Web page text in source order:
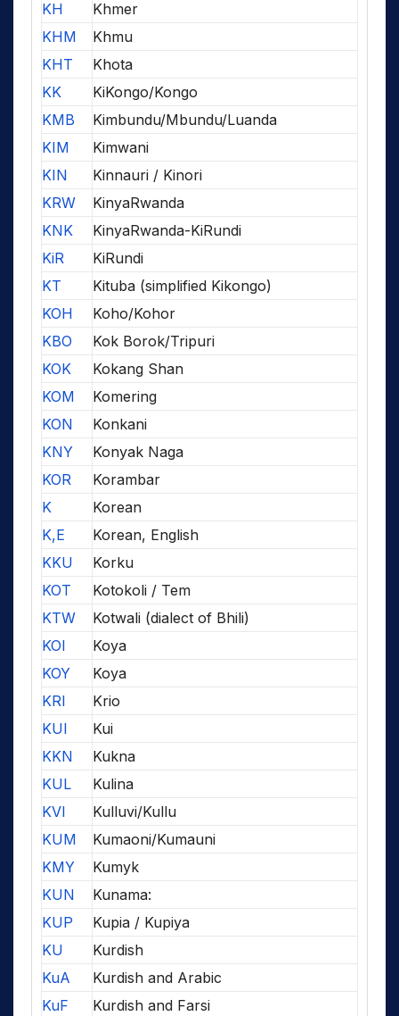
KH
Khmer
KHM
Khmu
KHT
Khota
KK
KiKongo/Kongo
KMB
Kimbundu/Mbundu/Luanda
KIM
Kimwani
KIN
Kinnauri / Kinori
KRW
KinyaRwanda
KNK
KinyaRwanda-KiRundi
KiR
KiRundi
KT
Kituba (simplified Kikongo)
KOH
Koho/Kohor
KBO
Kok Borok/Tripuri
KOK
Kokang Shan
KOM
Komering
KON
Konkani
KNY
Konyak Naga
KOR
Korambar
K
Korean
K,E
Korean, English
KKU
Korku
KOT
Kotokoli / Tem
KTW
Kotwali (dialect of Bhili)
KOI
Koya
KOY
Koya
KRI
Krio
KUI
Kui
KKN
Kukna
KUL
Kulina
KVI
Kulluvi/Kullu
KUM
Kumaoni/Kumauni
KMY
Kumyk
KUN
Kunama:
KUP
Kupia / Kupiya
KU
Kurdish
KuA
Kurdish and Arabic
KuF
Kurdish and Farsi